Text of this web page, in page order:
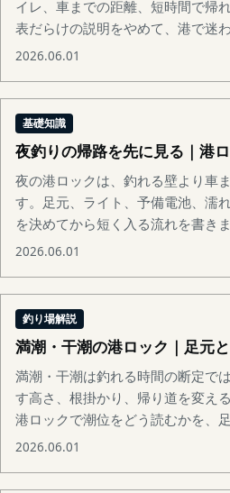
イレ、車までの距離、短時間で帰
表だらけの説明をやめて、港で迷
2026.06.01
基礎知識
夜釣りの帰路を先に見る｜港
夜の港ロックは、釣れる壁より車
す。足元、ライト、予備電池、濡
を決めてから短く入る流れを書きま
2026.06.01
釣り場解説
満潮・干潮の港ロック｜足元
満潮・干潮は釣れる時間の断定で
す高さ、根掛かり、帰り道を変え
港ロックで潮位をどう読むかを、
2026.06.01